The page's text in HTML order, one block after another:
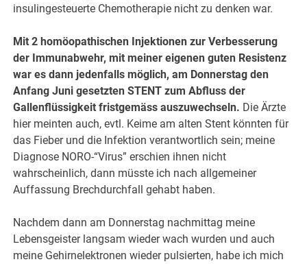
insulingesteuerte Chemotherapie nicht zu denken war.
Mit 2 homöopathischen Injektionen zur Verbesserung
der Immunabwehr, mit meiner eigenen guten Resistenz
war es dann jedenfalls möglich, am Donnerstag den
Anfang Juni gesetzten STENT zum Abfluss der
Gallenflüssigkeit fristgemäss auszuwechseln. Die Ärzte
hier meinten auch, evtl. Keime am alten Stent könnten für
das Fieber und die Infektion verantwortlich sein; meine
Diagnose NORO-“Virus” erschien ihnen nicht
wahrscheinlich, dann müsste ich nach allgemeiner
Auffassung Brechdurchfall gehabt haben.
Nachdem dann am Donnerstag nachmittag meine
Lebensgeister langsam wieder wach wurden und auch
meine Gehirnelektronen wieder pulsierten, habe ich mich